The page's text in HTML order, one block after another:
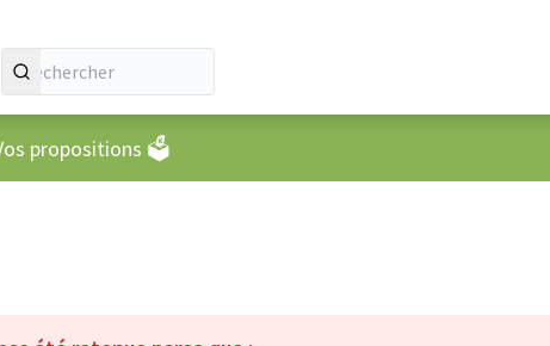
utilisateur
propositions 🗳️